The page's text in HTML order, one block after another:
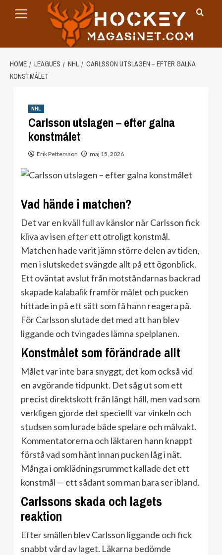
Menu
HOME LEAGUES NHL
CARLSSON UTSLAGEN – EFTER GALNA
KONSTMÅLET
NHL
Carlsson utslagen – efter galna
konstmålet
Erik Pettersson maj 15, 2026
Vad hände i matchen?
Det var en kväll full av känslor när Carlsson fick
kliva av isen efter ett otroligt konstmål.
Matchen hade varit jämn större delen av tiden,
men i slutskedet svängde allt på ett ögonblick.
Ett oväntat avslut från motståndarnas backrad
skapade kalabalik framför målet och pucken
hittade in på ett sätt som få hann reagera på.
För Carlsson slutade det med att han blev
liggande och tvingades lämna spelplanen.
Konstmålet som förändrade allt
Målet var inte bara snyggt, det kom också vid
en avgörande tidpunkt. Det såg ut som ett
precist direktskott från långt håll, men vad som
verkligen gjorde det speciellt var vinkeln och
studsen som lurade både spelare och målvakt.
Kommentatorerna och läktaren hann knappt
förstå vad som hänt innan pucken låg i nät.
Många i omklädningsrummet kallade det ett
konstmål — ett sådant som man bara ser ibland.
Carlssons skada och lagets
reaktion
Efter smällen blev Carlsson liggande och fick
snabbt vård av laget. Läkarna bedömde